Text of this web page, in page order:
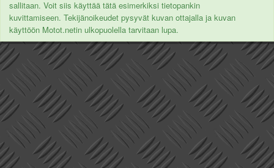
sallitaan. Voit siis käyttää tätä esimerkiksi tietopankin
kuvittamiseen. Tekijänoikeudet pysyvät kuvan ottajalla ja kuvan
käyttöön Motot.netin ulkopuolella tarvitaan lupa.